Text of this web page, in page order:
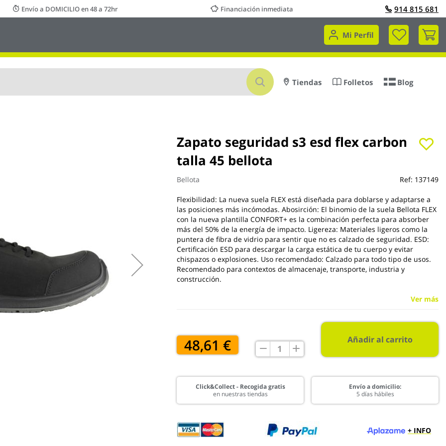
Envío a DOMICILIO en 48 a 72hr Financiación inmediata 914 815 681
Mi Perfil
Mi
Buscar
Tiendas Folletos Blog
Zapato seguridad s3 esd flex carbon
talla 45 bellota
Bellota Ref: 137149
Flexibilidad: La nueva suela FLEX está diseñada para doblarse y adaptarse a
las posiciones más incómodas. Abosirción: El binomio de la suela Bellota FLEX
con la nueva plantilla CONFORT+ es la combinación perfecta para absorber
más del 50% de la energía de impacto. Ligereza: Materiales ligeros como la
puntera de fibra de vidrio para sentir que no es calzado de seguridad. ESD:
Certificación ESD para descargar la carga estática de tu cuerpo y evitar
chispazos o explosiones. Uso recomendado: Calzado para todo tipo de usos.
Recomendado para contextos de almacenaje, transporte, industria y
construcción.
Ver más
48,61 € Añadir al carrito
Click&Collect - Recogida gratis
en nuestras tiendas
Envío a domicilio:
5 días hábiles
+ INFO